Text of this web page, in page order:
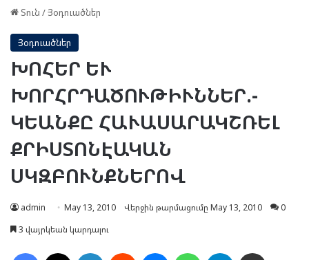
Տուն /Յօդուածներ
Յօդուածներ
ԽՈՀԵՐ ԵՒ
ԽՈՐՀՐԴԱԾՈՒԹԻՒՆՆԵՐ.-
ԿԵԱՆՔԸ ՀԱՒԱՍԱՐԱԿՇՌԵԼ
ՔՐԻՍՏՈՆԷԱԿԱՆ
ՍԿԶԲՈՒՆՔՆԵՐՈՎ
admin May 13, 2010 Վերջին թարմացումը May 13, 2010
0
3 վայրկեան կարդալու
Facebook LinkedIn Reddit MessengerWhatsAppTelegram